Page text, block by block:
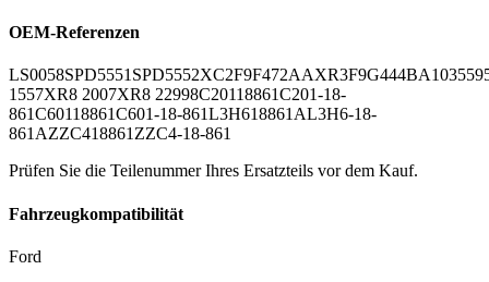
OEM-Referenzen
LS0058SPD5551 SPD5552XC2F9F472AAXR3F9G444BA
1557XR8 2007XR8 22998C20118861C201-18-
861C60118861C601-18-861L3H618861AL3H6-18-
861AZZC418861 ZZC4-18-861
Prüfen Sie die Teilenummer Ihres Ersatzteils vor dem Kauf.
Fahrzeugkompatibilität
Ford